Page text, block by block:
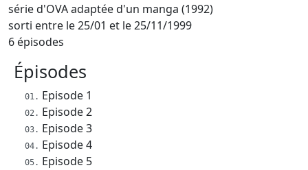
série d'OVA adaptée d'un manga (1992)
sorti entre le 25/01 et le 25/11/1999
6 épisodes
Épisodes
Episode 1
Episode 2
Episode 3
Episode 4
Episode 5